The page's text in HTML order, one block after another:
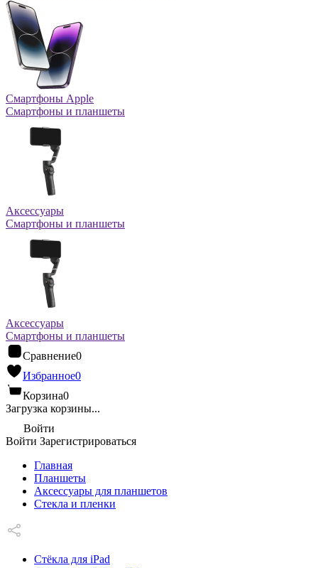
Смартфоны Apple
Смартфоны и планшеты
Аксессуары
Смартфоны и планшеты
Аксессуары
Смартфоны и планшеты
Сравнение0
Избранное0
Корзина0
Загрузка корзины...
Войти
Войти Зарегистрироваться
Главная
Планшеты
Аксессуары для планшетов
Стекла и пленки
Стёкла для iPad